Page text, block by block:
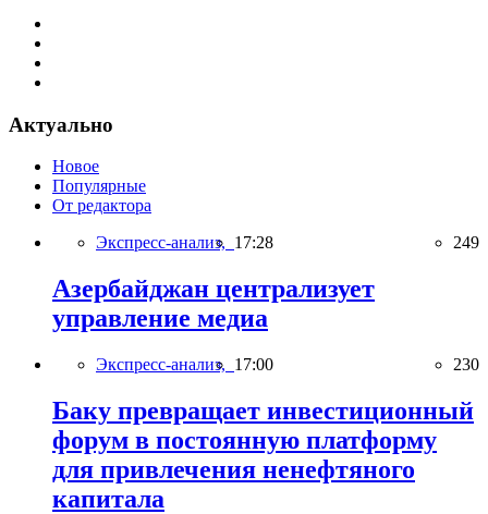
Актуально
Новое
Популярные
От редактора
Экспресс-анализ, 17:28 249
Азербайджан централизует
управление медиа
Экспресс-анализ, 17:00 230
Баку превращает инвестиционный
форум в постоянную платформу
для привлечения ненефтяного
капитала